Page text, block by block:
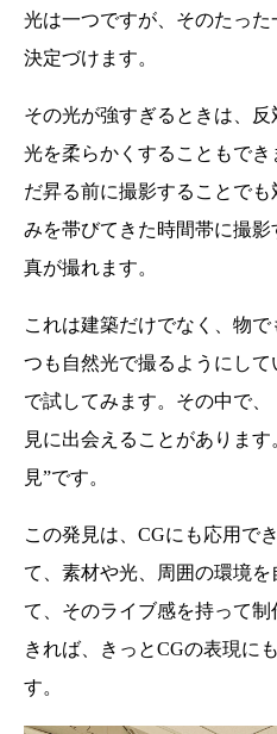
光は一つですが、そのたっ
決定づけます。
その光が強すぎるときは、
光を柔らかくすることもで
だ昇る前に撮影することで
みを帯びてきた時間帯に撮
真が撮れます。
これは建築だけでなく、物
つも自然光で撮るようにし
で試してみます。その中で
見に出会えることがありま
見”です。
この発見は、CGにも応用で
て、素材や光、周囲の環境
て、そのライブ感を持って
きれば、きっとCGの表現に
す。